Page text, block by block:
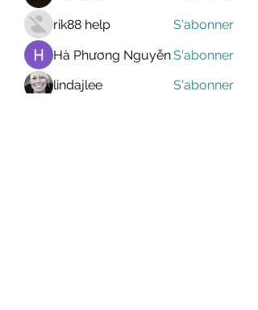
rik88 help
S'abonner
Hà Phương NguyễnS'abonner
lindajlee
S'abonner